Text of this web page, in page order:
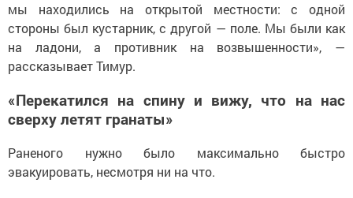
мы находились на открытой местности: с одной
стороны был кустарник, с другой — поле. Мы были как
на ладони, а противник на возвышенности», —
рассказывает Тимур.
«Перекатился на спину и вижу, что на нас
сверху летят гранаты»
Раненого нужно было максимально быстро
эвакуировать, несмотря ни на что.